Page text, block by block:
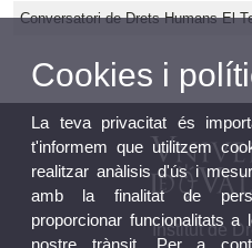
Conversatori de Drets Humans El
Institut de
Cookies i
La teva privacitat és
t'informem que utilitzem
realitzar anàlisis d'ús i
amb la finalitat de
proporcionar funcionalitats